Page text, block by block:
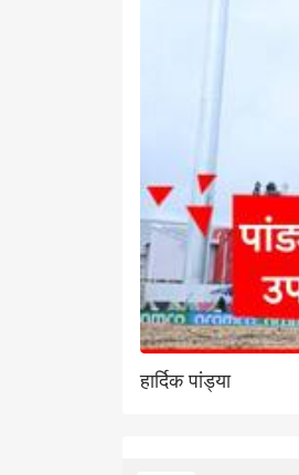
हार्दिक पांड्या